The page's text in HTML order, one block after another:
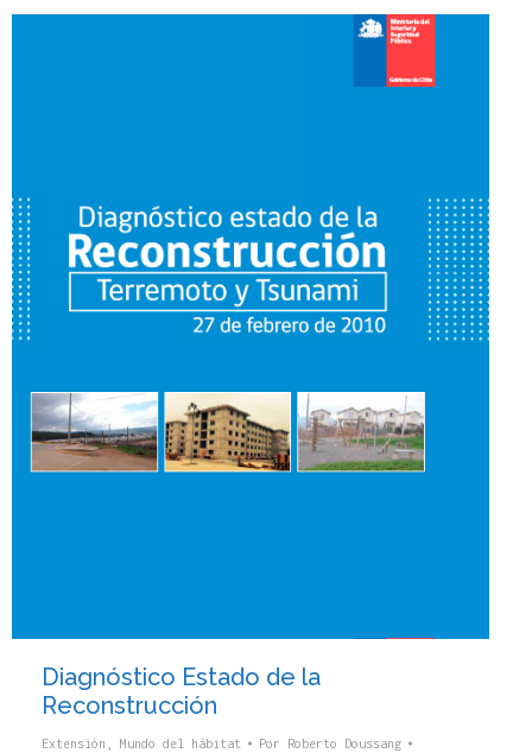
Diagnóstico Estado de la
‪‎Reconstrucción
Extensión Mundo del hábitat Por Roberto Doussang